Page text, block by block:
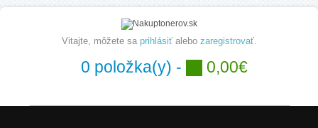
Vitajte, môžete sa prihlásiťalebo zaregistrovať.
0 položka(y) - 0,00€